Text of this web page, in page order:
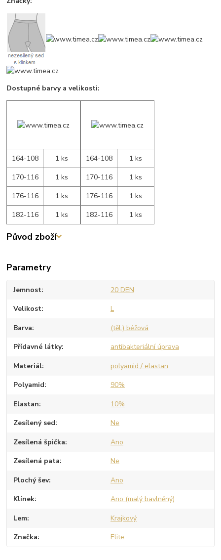
Dostupné barvy a velikosti:
164-108
1 ks
170-116
1 ks
176-116
1 ks
182-116
1 ks
164-108
1 ks
170-116
1 ks
176-116
1 ks
182-116
1 ks
Původ zboží
Parametry
Jemnost 20 DEN
Velikost L
Barva (těl.) béžová
Přídavné látky antibakteriální úprava
Materiál polyamid / elastan
Polyamid 90%
Elastan 10%
Zesílený sed Ne
Zesílená špička Ano
Zesílená pata Ne
Plochý šev Ano
Klínek Ano (malý bavlněný)
Lem Krajkový
Značka Elite